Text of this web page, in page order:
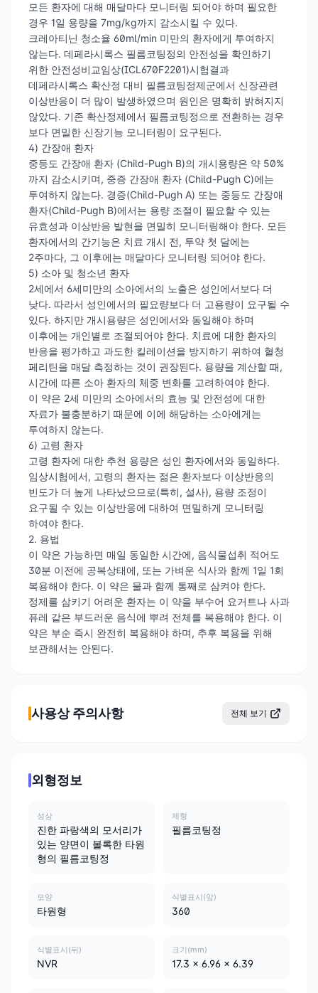
모든 환자에 대해 매달마다 모니터링 되어야 하며 필요한
경우 1일 용량을 7mg/kg까지 감소시킬 수 있다.
크레아티닌 청소율 60ml/min 미만의 환자에게 투여하지
않는다. 데페라시록스 필름코팅정의 안전성을 확인하기
위한 안전성비교임상(ICL670F2201)시험결과
데페라시록스 확산정 대비 필름코팅정제군에서 신장관련
이상반응이 더 많이 발생하였으며 원인은 명확히 밝혀지지
않았다. 기존 확산정제에서 필름코팅정으로 전환하는 경우
보다 면밀한 신장기능 모니터링이 요구된다.
4) 간장애 환자
중등도 간장애 환자 (Child-Pugh B)의 개시용량은 약 50%
까지 감소시키며, 중증 간장애 환자 (Child-Pugh C)에는
투여하지 않는다. 경증(Child-Pugh A) 또는 중등도 간장애
환자(Child-Pugh B)에서는 용량 조절이 필요할 수 있는
유효성과 이상반응 발현을 면밀히 모니터링해야 한다. 모든
환자에서의 간기능은 치료 개시 전, 투약 첫 달에는
2주마다, 그 이후에는 매달마다 모니터링 되어야 한다.
5) 소아 및 청소년 환자
2세에서 6세미만의 소아에서의 노출은 성인에서보다 더
낮다. 따라서 성인에서의 필요량보다 더 고용량이 요구될 수
있다. 하지만 개시용량은 성인에서와 동일해야 하며
이후에는 개인별로 조절되어야 한다. 치료에 대한 환자의
반응을 평가하고 과도한 킬레이션을 방지하기 위하여 혈청
페리틴을 매달 측정하는 것이 권장된다. 용량을 계산할 때,
시간에 따른 소아 환자의 체중 변화를 고려하여야 한다.
이 약은 2세 미만의 소아에서의 효능 및 안전성에 대한
자료가 불충분하기 때문에 이에 해당하는 소아에게는
투여하지 않는다.
6) 고령 환자
고령 환자에 대한 추천 용량은 성인 환자에서와 동일하다.
임상시험에서, 고령의 환자는 젊은 환자보다 이상반응의
빈도가 더 높게 나타났으므로(특히, 설사), 용량 조정이
요구될 수 있는 이상반응에 대하여 면밀하게 모니터링
하여야 한다.
2. 용법
이 약은 가능하면 매일 동일한 시간에, 음식물섭취 적어도
30분 이전에 공복상태에, 또는 가벼운 식사와 함께 1일 1회
복용해야 한다. 이 약은 물과 함께 통째로 삼켜야 한다.
정제를 삼키기 어려운 환자는 이 약을 부수어 요거트나 사과
퓨레 같은 부드러운 음식에 뿌려 전체를 복용해야 한다. 이
약은 부순 즉시 완전히 복용해야 하며, 추후 복용을 위해
보관해서는 안된다.
사용상 주의사항 전체 보기
외형정보
성상
진한 파랑색의 모서리가
있는 양면이 볼록한 타원
형의 필름코팅정
제형
필름코팅정
모양
타원형
식별표시(앞)
360
식별표시(뒤)
NVR
크기(mm)
17.3 x 6.96 x 6.39